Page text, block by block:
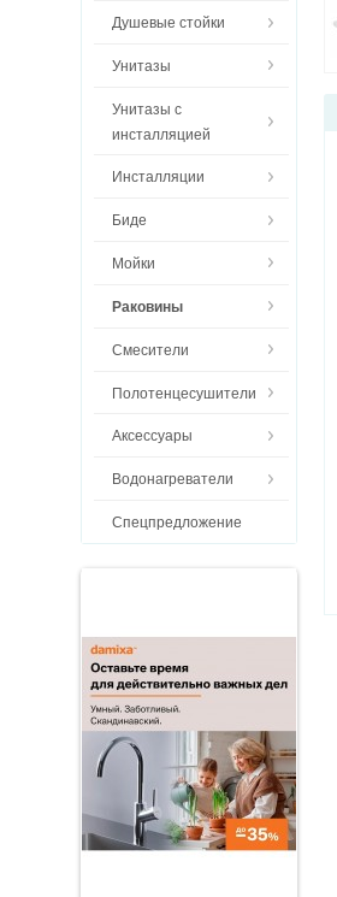
Душевые стойки
Унитазы
Унитазы с
инсталляцией
Инсталляции
Биде
Мойки
Раковины
Смесители
Полотенцесушители
Аксессуары
Водонагреватели
Спецпредложение